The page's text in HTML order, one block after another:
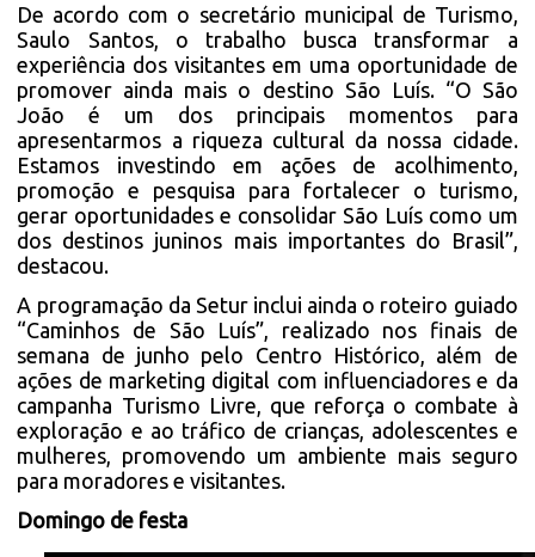
De acordo com o secretário municipal de Turismo,
Saulo Santos, o trabalho busca transformar a
experiência dos visitantes em uma oportunidade de
promover ainda mais o destino São Luís. “O São
João é um dos principais momentos para
apresentarmos a riqueza cultural da nossa cidade.
Estamos investindo em ações de acolhimento,
promoção e pesquisa para fortalecer o turismo,
gerar oportunidades e consolidar São Luís como um
dos destinos juninos mais importantes do Brasil”,
destacou.
A programação da Setur inclui ainda o roteiro guiado
“Caminhos de São Luís”, realizado nos finais de
semana de junho pelo Centro Histórico, além de
ações de marketing digital com influenciadores e da
campanha Turismo Livre, que reforça o combate à
exploração e ao tráfico de crianças, adolescentes e
mulheres, promovendo um ambiente mais seguro
para moradores e visitantes.
Domingo de festa